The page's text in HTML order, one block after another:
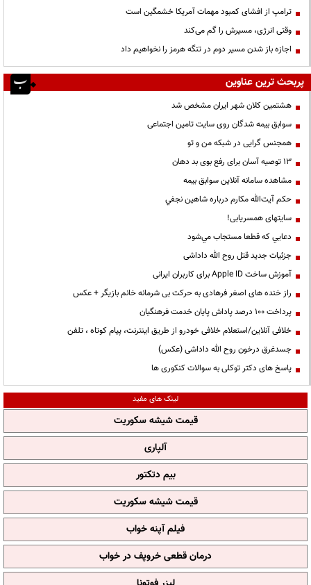
ترامپ از افشای کمبود مهمات آمریکا خشمگین است
وقتی انرژی، مسیرش را گم می‌کند
اجازه باز شدن مسیر دوم در تنگه هرمز را نخواهیم داد
پربحث ترین عناوین
هشتمین کلان شهر ایران مشخص شد
سوابق بیمه شدگان روی سایت تامین اجتماعی
همجنس گرایی در شبکه من و تو
13 توصیه آسان برای رفع بوی بد دهان
مشاهده سامانه آنلاين سوابق بیمه
حكم آيت‌الله مكارم درباره شاهين نجفي
سایتهای همسریابی!
دعايي كه قطعا مستجاب مي‌شود
جزئیات جدید قتل روح الله داداشی
آموزش ساخت Apple ID برای کاربران ایرانی
راز خنده های اصغر فرهادی به حرکت بی شرمانه خانم بازیگر + عکس
پرداخت ۱۰۰ درصد پاداش پایان خدمت فرهنگیان
خلافی آنلاین/استعلام خلافی خودرو از طریق اینترنت، پیام کوتاه ، تلفن
جسدغرق درخون روح الله داداشی (عکس)
پاسخ های دکتر توکلی به سوالات کنکوری ها
لینک های مفید
قیمت شیشه سکوریت
آلپاری
بیم دتکتور
قیمت شیشه سکوریت
فیلم آپنه خواب
درمان قطعی خروپف در خواب